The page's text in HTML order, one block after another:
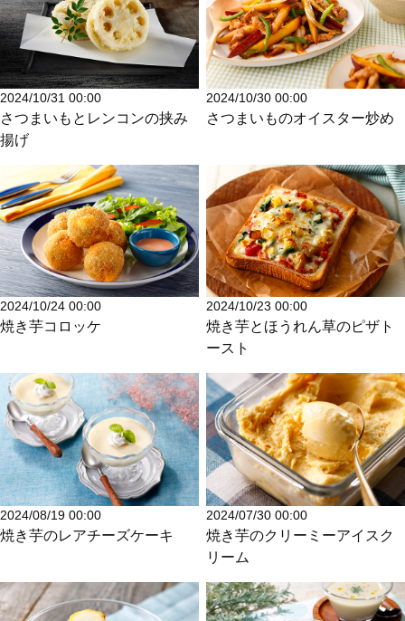
2024/10/31 00:00
さつまいもとレンコンの挟み
揚げ
2024/10/30 00:00
さつまいものオイスター炒め
2024/10/24 00:00
焼き芋コロッケ
2024/10/23 00:00
焼き芋とほうれん草のピザト
ースト
2024/08/19 00:00
焼き芋のレアチーズケーキ
2024/07/30 00:00
焼き芋のクリーミーアイスク
リーム